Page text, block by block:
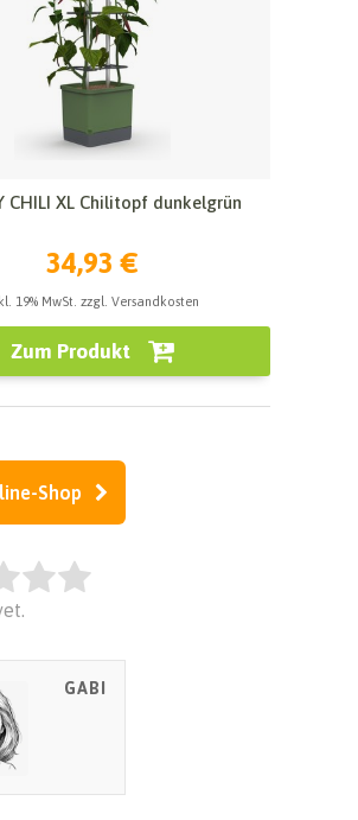
CHILI XL Chilitopf dunkelgrün
34,93 €
19% MwSt. zzgl. Versandkosten
Zum Produkt
Shop
RATING
GABI